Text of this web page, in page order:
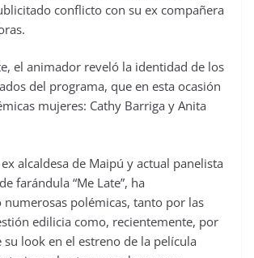
conflicto con su ex compañera
el animador reveló la identidad de los
del programa, que en esta ocasión
mujeres: Cathy Barriga y Anita
alcaldesa de Maipú y actual panelista
farándula “Me Late”, ha
numerosas polémicas, tanto por las
edilicia como, recientemente, por
su look en el estreno de la película